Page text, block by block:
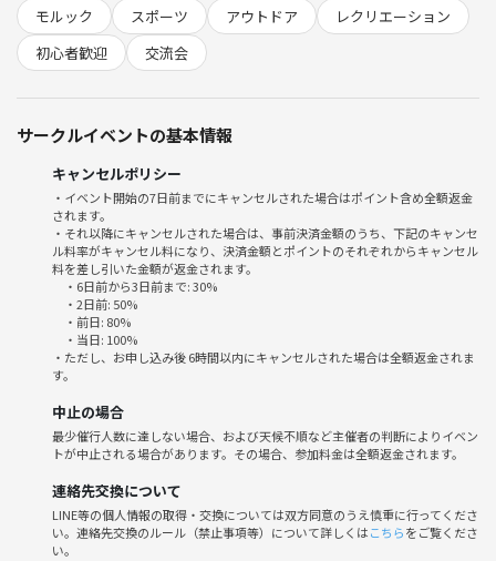
ect....
【モルックっとは？🤔】
ほとんどみんな初心者です！
ルールは、数字が書かれた12本の木の棒に向かって、数メートル離れた
場所から棒を投げて倒し、倒した本数などで得点を競うゲームです🤗
フィンランド発祥のスポーツで、
お笑い芸人のさらば青春の光の森田さんが、モルックを始めてその日に
世界大会出場が決まったことで人気沸騰し始めました🏅✨
ルールはシンプルですが、奥深さもありついついハマってしまいますよ
⚠️ネットワークビジネス・宗教等、勧誘目的の方はお断りします。
ーーー
参加希望の方は申し込み後に
モルック
スポーツ アウトドア
レクリエーション
初心者歓迎
交流会
サークルイベントの基本情報
キャンセルポリシー
・イベント開始の7日前までにキャンセルされた場合はポイント含め全額返金
されます。
・それ以降にキャンセルされた場合は、事前決済金額のうち、下記のキャンセ
ル料率がキャンセル料になり、決済金額とポイントのそれぞれからキャンセル
料を差し引いた金額が返金されます。
・6日前から3日前まで: 30%
・2日前: 50%
・前日: 80%
・当日: 100%
・ただし、お申し込み後 6時間以内にキャンセルされた場合は全額返金されま
す。
中止の場合
最少催行人数に達しない場合、および天候不順など主催者の判断によりイベン
トが中止される場合があります。その場合、参加料金は全額返金されます。
連絡先交換について
LINE等の個人情報の取得・交換については双方同意のうえ慎重に行ってくださ
い。連絡先交換のルール（禁止事項等）について詳しくはこちらをご覧くださ
い。